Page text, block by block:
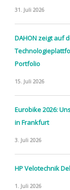
31. Juli 2026
DAHON zeigt auf
Portfolio
15. Juli 2026
Eurobike 2026:
in Frankfurt
3. Juli 2026
HP Velotechnik
1. Juli 2026